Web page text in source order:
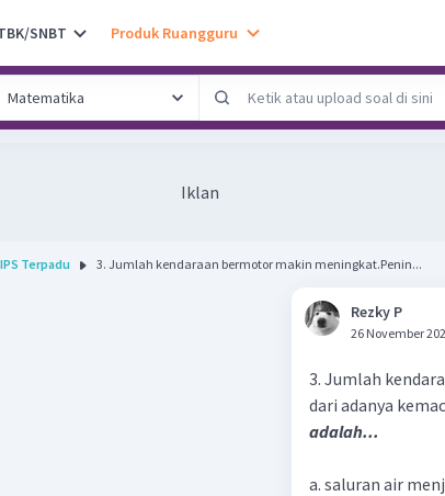
SNBT Produk Ruangguru
Iklan
IPS Terpadu 3. Jumlah kendaraan bermotor makin meningkat.Penin...
Rezky P
26 November
3. Jumlah
dari adanya
adalah...
a. saluran air